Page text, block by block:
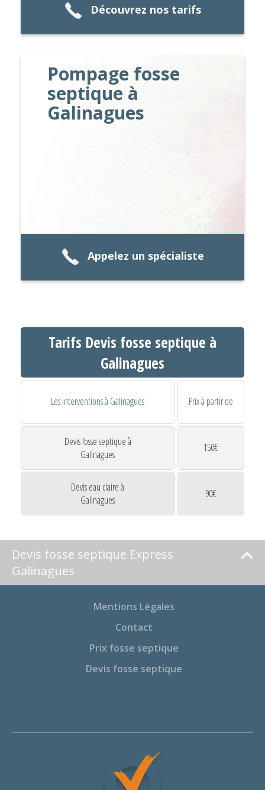
Découvrez nos tarifs
Pompage fosse
septique à
Galinagues
Appelez un spécialiste
Tarifs Devis fosse septique à
Galinagues
Les interventions à Galinagues Prix à partir de
Devis fosse septique à
Galinagues
150€
Devis eau claire à
Galinagues
90€
Devis fosse septique Express
Galinagues
Mentions Légales
Contact
Prix fosse septique
Devis fosse septique